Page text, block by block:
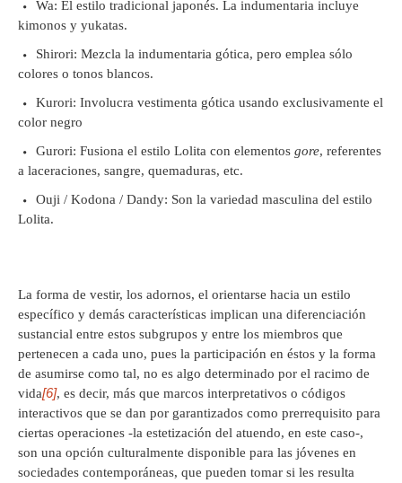
Wa: El estilo tradicional japonés. La indumentaria incluye
kimonos y yukatas.
Shirori: Mezcla la indumentaria gótica, pero emplea sólo
colores o tonos blancos.
Kurori: Involucra vestimenta gótica usando exclusivamente el
color negro
Gurori: Fusiona el estilo Lolita con elementos gore, referentes
a laceraciones, sangre, quemaduras, etc.
Ouji / Kodona / Dandy: Son la variedad masculina del estilo
Lolita.
La forma de vestir, los adornos, el orientarse hacia un estilo
específico y demás características implican una diferenciación
sustancial entre estos subgrupos y entre los miembros que
pertenecen a cada uno, pues la participación en éstos y la forma
de asumirse como tal, no es algo determinado por el racimo de
vida[6], es decir, más que marcos interpretativos o códigos
interactivos que se dan por garantizados como prerrequisito para
ciertas operaciones -la estetización del atuendo, en este caso-,
son una opción culturalmente disponible para las jóvenes en
sociedades contemporáneas, que pueden tomar si les resulta